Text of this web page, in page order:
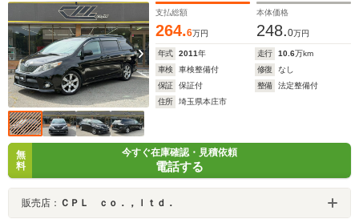
支払総額
264.6万円
本体価格
248.0万円
年式 2011年 走行 10.6万km
車検
車検整備付 修復
なし
保証
保証付 整備
法定整備付
住所
埼玉県本庄市
無
料
今すぐ在庫確認・見積依頼
電話する
販売店： ＣＰＬ ｃｏ．，ｌｔｄ．